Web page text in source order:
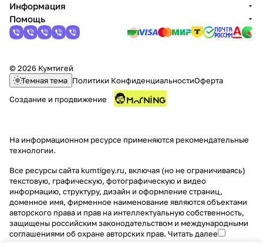
Информация
Помощь
© 2026 Кумтигей
Темная тема Политики КонфиденциальностиОферта
Создание и продвижение
На информационном ресурсе применяются рекомендательные
технологии.
Все ресурсы сайта kumtigey.ru, включая (но не ограничиваясь)
текстовую, графическую, фотографическую и видео
информацию, структуру, дизайн и оформление страниц,
доменное имя, фирменное наименование являются объектами
авторского права и прав на интеллектуальную собственность,
защищены российским законодательством и международными
соглашениями об охране авторских прав. Читать далее